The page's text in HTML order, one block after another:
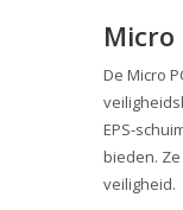
Micro
De Micro
EPS-
bieden.
veiligheid.